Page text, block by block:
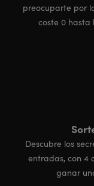
preocuparte por
coste 0 hasta
Descubre los
entradas, con 4
ganar